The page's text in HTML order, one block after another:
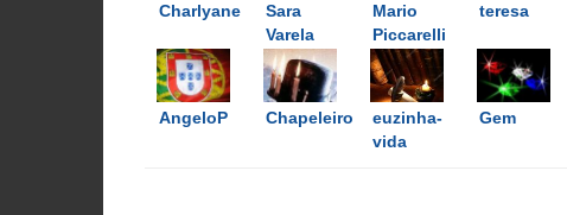
Charlyane
Sara
Varela
Mario
Piccarelli
teresa
AngeloP Chapeleiro_Louco
euzinha-
vida
Gem